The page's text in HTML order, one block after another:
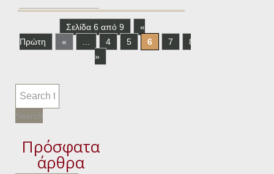
Σελίδα 6 από 9
«
Πρώτη
« 4 5 6 7 8
»
Πρόσφατα
άρθρα